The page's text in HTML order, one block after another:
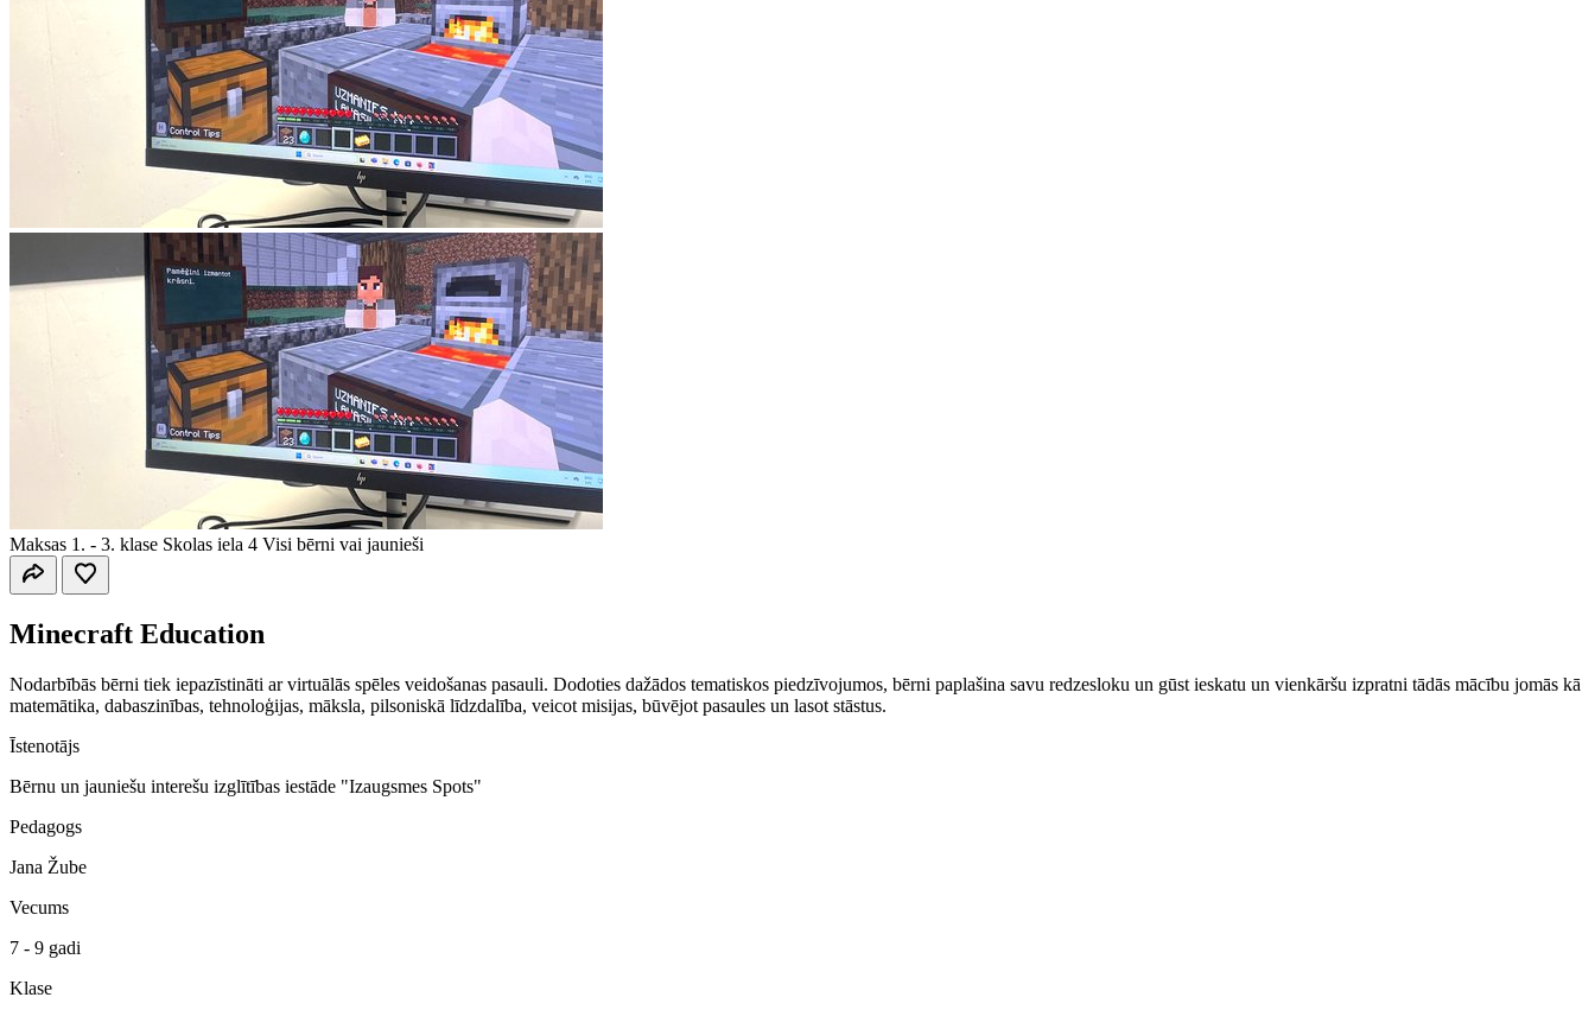
Maksas 1. - 3. klase Skolas iela 4 Visi bērni vai jaunieši
Minecraft Education
Nodarbībās bērni tiek iepazīstināti ar virtuālās spēles veidošanas pasauli. Dodoties dažādos tematiskos piedzīvojumos, bērni paplašina savu redzesloku un gūst ieskatu un vienkāršu izpratni tādās mācību jomās kā
matemātika, dabaszinības, tehnoloģijas, māksla, pilsoniskā līdzdalība, veicot misijas, būvējot pasaules un lasot stāstus.
Īstenotājs
Bērnu un jauniešu interešu izglītības iestāde "Izaugsmes Spots"
Pedagogs
Jana Žube
Vecums
7 - 9 gadi
Klase